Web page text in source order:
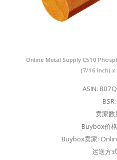
Online Metal Supply C510
(7/16 inch) x
ASIN:
卖家数
Buybox价
Buybox卖家:
运送方